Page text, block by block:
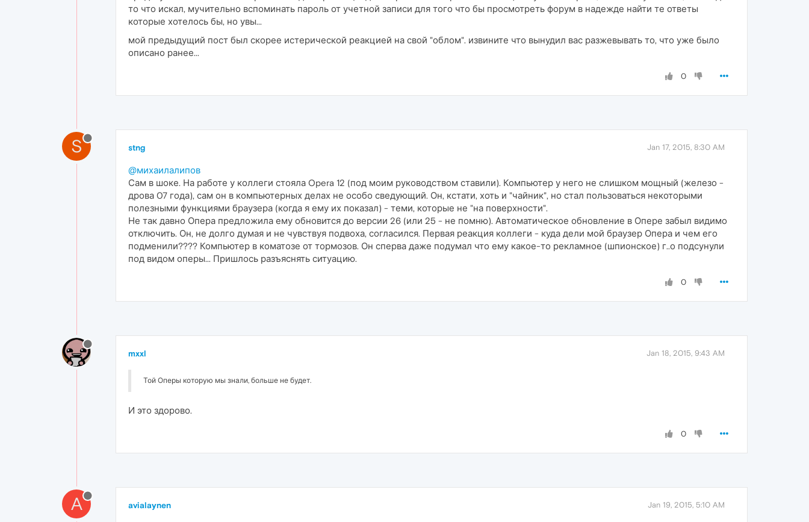
то что искал, мучительно вспоминать пароль от учетной записи для того что бы просмотреть форум в надежде найти те ответы
которые хотелось бы, но увы...
мой предыдущий пост был скорее истерической реакцией на свой "облом". извините что вынудил вас разжевывать то, что уже было
описано ранее...
0
S stng Jan 17, 2015, 8:30 AM
@михаилалипов
Сам в шоке. На работе у коллеги стояла Opera 12 (под моим руководством ставили). Компьютер у него не слишком мощный (железо -
дрова 07 года), сам он в компьютерных делах не особо сведующий. Он, кстати, хоть и "чайник", но стал пользоваться некоторыми
полезными функциями браузера (когда я ему их показал) - теми, которые не "на поверхности".
Не так давно Опера предложила ему обновится до версии 26 (или 25 - не помню). Автоматическое обновление в Опере забыл видимо
отключить. Он, не долго думая и не чувствуя подвоха, согласился. Первая реакция коллеги - куда дели мой браузер Опера и чем его
подменили???? Компьютер в коматозе от тормозов. Он сперва даже подумал что ему какое-то рекламное (шпионское) г..о подсунули
под видом оперы... Пришлось разъяснять ситуацию.
0
mxxl Jan 18, 2015, 9:43 AM
Той Оперы которую мы знали, больше не будет.
И это здорово.
0
A avialaynen Jan 19, 2015, 5:10 AM